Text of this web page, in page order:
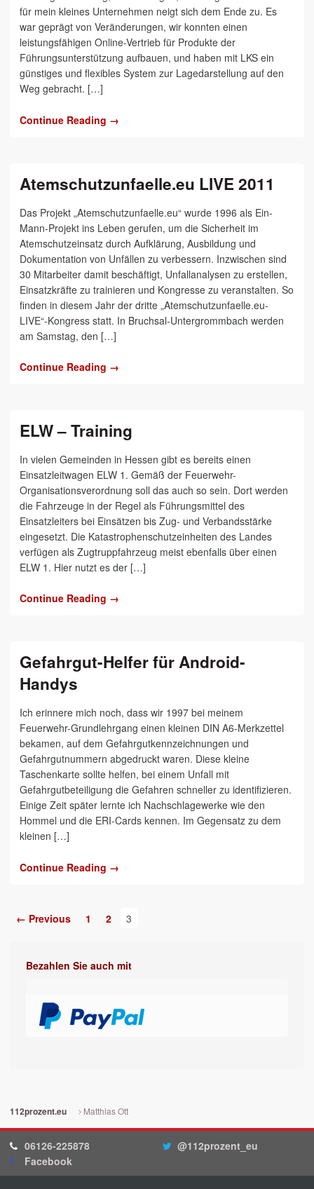
für mein kleines Unternehmen neigt sich dem Ende zu. Es
war geprägt von Veränderungen, wir konnten einen
leistungsfähigen Online-Vertrieb für Produkte der
Führungsunterstützung aufbauen, und haben mit LKS ein
günstiges und flexibles System zur Lagedarstellung auf den
Weg gebracht. […]
Continue Reading →
Atemschutzunfaelle.eu LIVE 2011
Das Projekt „Atemschutzunfaelle.eu“ wurde 1996 als Ein-
Mann-Projekt ins Leben gerufen, um die Sicherheit im
Atemschutzeinsatz durch Aufklärung, Ausbildung und
Dokumentation von Unfällen zu verbessern. Inzwischen sind
30 Mitarbeiter damit beschäftigt, Unfallanalysen zu erstellen,
Einsatzkräfte zu trainieren und Kongresse zu veranstalten. So
finden in diesem Jahr der dritte „Atemschutzunfaelle.eu-
LIVE“-Kongress statt. In Bruchsal-Untergrommbach werden
am Samstag, den […]
Continue Reading →
ELW – Training
In vielen Gemeinden in Hessen gibt es bereits einen
Einsatzleitwagen ELW 1. Gemäß der Feuerwehr-
Organisationsverordnung soll das auch so sein. Dort werden
die Fahrzeuge in der Regel als Führungsmittel des
Einsatzleiters bei Einsätzen bis Zug- und Verbandsstärke
eingesetzt. Die Katastrophenschutzeinheiten des Landes
verfügen als Zugtruppfahrzeug meist ebenfalls über einen
ELW 1. Hier nutzt es der […]
Continue Reading →
Gefahrgut-Helfer für Android-
Handys
Ich erinnere mich noch, dass wir 1997 bei meinem
Feuerwehr-Grundlehrgang einen kleinen DIN A6-Merkzettel
bekamen, auf dem Gefahrgutkennzeichnungen und
Gefahrgutnummern abgedruckt waren. Diese kleine
Taschenkarte sollte helfen, bei einem Unfall mit
Gefahrgutbeteiligung die Gefahren schneller zu identifizieren.
Einige Zeit später lernte ich Nachschlagewerke wie den
Hommel und die ERI-Cards kennen. Im Gegensatz zu dem
kleinen […]
Continue Reading →
← Previous 1 2 3
Bezahlen Sie auch mit
112prozent.eu Matthias Ott
06126-225878
@112prozent_eu
Facebook